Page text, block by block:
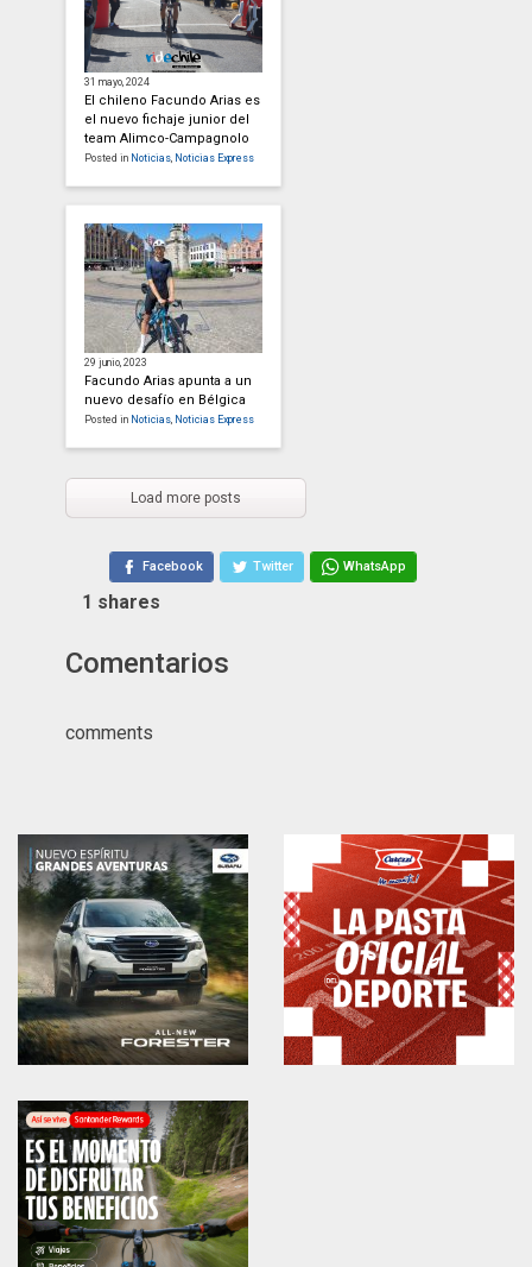
31 mayo, 2024
El chileno Facundo Arias es
el nuevo fichaje junior del
team Alimco-Campagnolo
Posted in Noticias, Noticias Express
29 junio, 2023
Facundo Arias apunta a un
nuevo desafío en Bélgica
Posted in Noticias, Noticias Express
Load more posts
Facebook Twitter WhatsApp
1 shares
Comentarios
comments